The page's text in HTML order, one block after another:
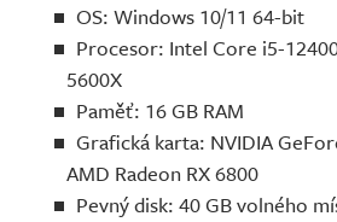
OS: Windows 10/11 64-bit
Procesor: Intel Core i5-
5600X
Paměť: 16 GB RAM
Grafická karta: NVIDIA
AMD Radeon RX 6800
Pevný disk: 40 GB volného